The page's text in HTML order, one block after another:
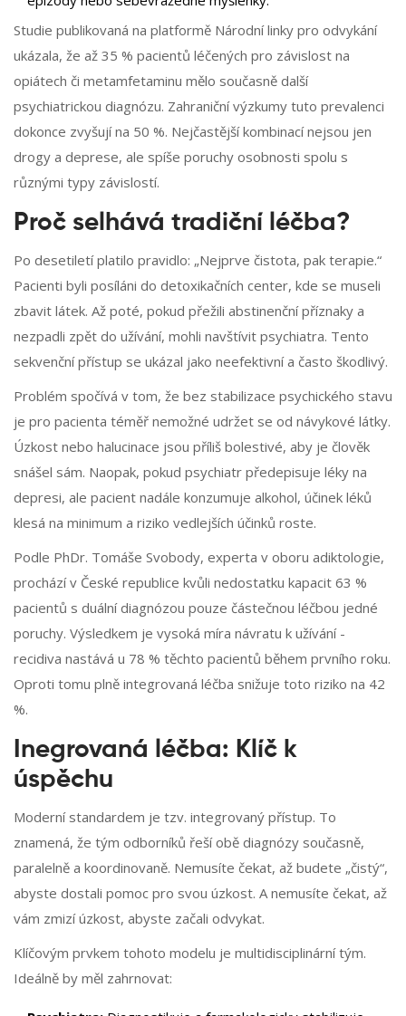
Studie publikovaná na platformě Národní linky pro odvykání
ukázala, že až 35 % pacientů léčených pro závislost na
opiátech či metamfetaminu mělo současně další
psychiatrickou diagnózu. Zahraniční výzkumy tuto prevalenci
dokonce zvyšují na 50 %. Nejčastější kombinací nejsou jen
drogy a deprese, ale spíše poruchy osobnosti spolu s
různými typy závislostí.
Proč selhává tradiční léčba?
Po desetiletí platilo pravidlo: „Nejprve čistota, pak terapie.“
Pacienti byli posíláni do detoxikačních center, kde se museli
zbavit látek. Až poté, pokud přežili abstinenční příznaky a
nezpadli zpět do užívání, mohli navštívit psychiatra. Tento
sekvenční přístup se ukázal jako neefektivní a často škodlivý.
Problém spočívá v tom, že bez stabilizace psychického stavu
je pro pacienta téměř nemožné udržet se od návykové látky.
Úzkost nebo halucinace jsou příliš bolestivé, aby je člověk
snášel sám. Naopak, pokud psychiatr předepisuje léky na
depresi, ale pacient nadále konzumuje alkohol, účinek léků
klesá na minimum a riziko vedlejších účinků roste.
Podle PhDr. Tomáše Svobody, experta v oboru adiktologie,
prochází v České republice kvůli nedostatku kapacit 63 %
pacientů s duální diagnózou pouze částečnou léčbou jedné
poruchy. Výsledkem je vysoká míra návratu k užívání -
recidiva nastává u 78 % těchto pacientů během prvního roku.
Oproti tomu plně integrovaná léčba snižuje toto riziko na 42
%.
Inegrovaná léčba: Klíč k
úspěchu
Moderní standardem je tzv. integrovaný přístup. To
znamená, že tým odborníků řeší obě diagnózy současně,
paralelně a koordinovaně. Nemusíte čekat, až budete „čistý“,
abyste dostali pomoc pro svou úzkost. A nemusíte čekat, až
vám zmizí úzkost, abyste začali odvykat.
Klíčovým prvkem tohoto modelu je multidisciplinární tým.
Ideálně by měl zahrnovat: